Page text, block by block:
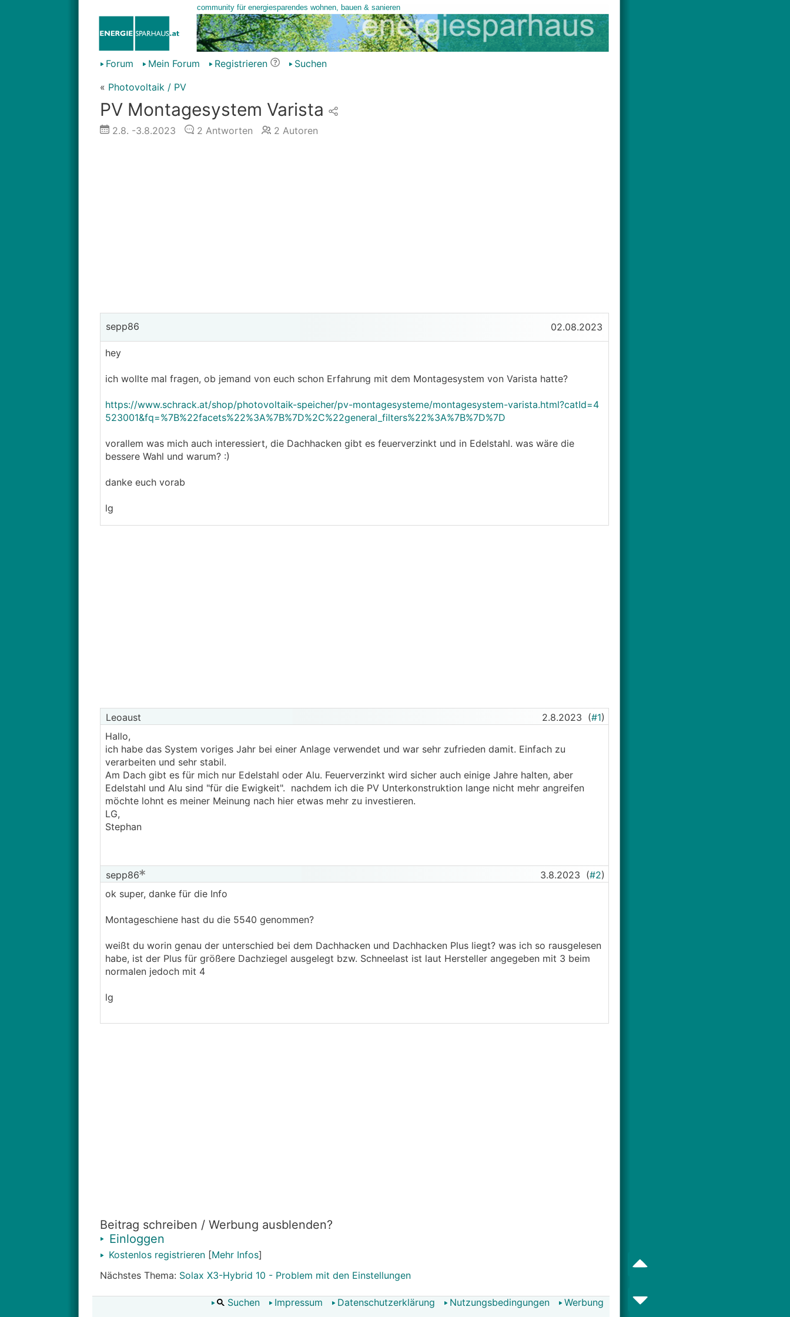
Forum Mein Forum Registrieren
Suchen
« Photovoltaik / PV
PV Montagesystem Varista
2.8. -3.8.2023 2 Antworten 2 Autoren
sepp86 02.08.2023
hey
ich wollte mal fragen, ob jemand von euch schon Erfahrung mit dem Montagesystem von Varista hatte?
https://www.schrack.at/shop/photovoltaik-speicher/pv-montagesysteme/montagesystem-varista.html?catId=4
523001&fq=%7B%22facets%22%3A%7B%7D%2C%22general_filters%22%3A%7B%7D%7D
vorallem was mich auch interessiert, die Dachhacken gibt es feuerverzinkt und in Edelstahl. was wäre die
bessere Wahl und warum? :)
danke euch vorab
lg
Leoaust 2.8.2023 (#1)
Hallo,
ich habe das System voriges Jahr bei einer Anlage verwendet und war sehr zufrieden damit. Einfach zu
verarbeiten und sehr stabil.
Am Dach gibt es für mich nur Edelstahl oder Alu. Feuerverzinkt wird sicher auch einige Jahre halten, aber
Edelstahl und Alu sind "für die Ewigkeit". nachdem ich die PV Unterkonstruktion lange nicht mehr angreifen
möchte lohnt es meiner Meinung nach hier etwas mehr zu investieren.
LG,
Stephan
sepp86 3.8.2023 (#2)
ok super, danke für die Info
Montageschiene hast du die 5540 genommen?
weißt du worin genau der unterschied bei dem Dachhacken und Dachhacken Plus liegt? was ich so rausgelesen
habe, ist der Plus für größere Dachziegel ausgelegt bzw. Schneelast ist laut Hersteller angegeben mit 3 beim
normalen jedoch mit 4
lg
Beitrag schreiben / Werbung ausblenden?
Einloggen
Kostenlos registrieren[Mehr Infos]
Nächstes Thema: Solax X3-Hybrid 10 - Problem mit den Einstellungen
Suchen Impressum Datenschutzerklärung Nutzungsbedingungen Werbung